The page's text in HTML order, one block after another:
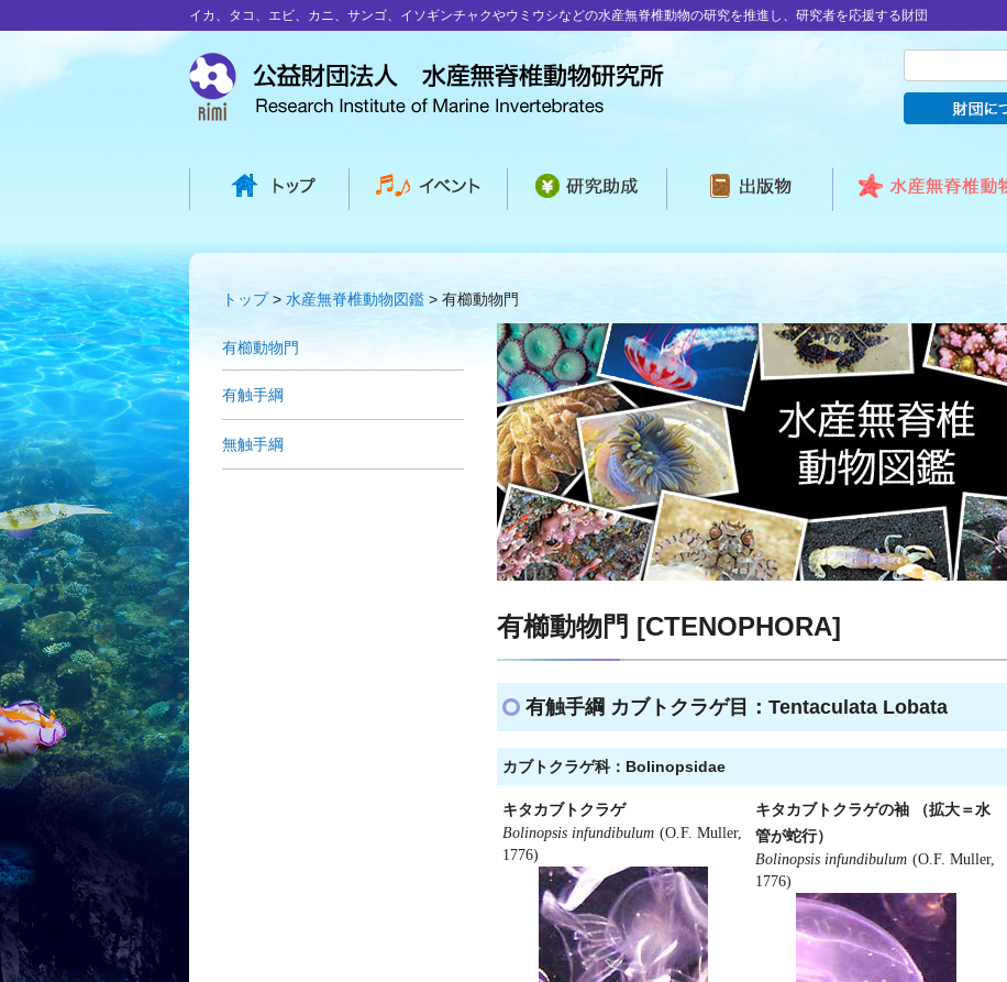
イカ、タコ、エビ、カニ、サンゴ、イソギンチャクやウミウシなどの水産無脊椎動物の研究を推進し、研究者を応援する財団
トップ 水産無脊椎動物図鑑 有櫛動物門
有櫛動物門
有触手綱
無触手綱
有櫛動物門 [CTENOPHORA]
有触手綱 カブトクラゲ目：Tentaculata Lobata
カブトクラゲ科：Bolinopsidae
キタカブトクラゲ
Bolinopsis infundibulum (O.F. Muller,
1776)
キタカブトクラゲの袖 （拡大＝水
管が蛇行）
Bolinopsis infundibulum (O.F. Muller,
1776)